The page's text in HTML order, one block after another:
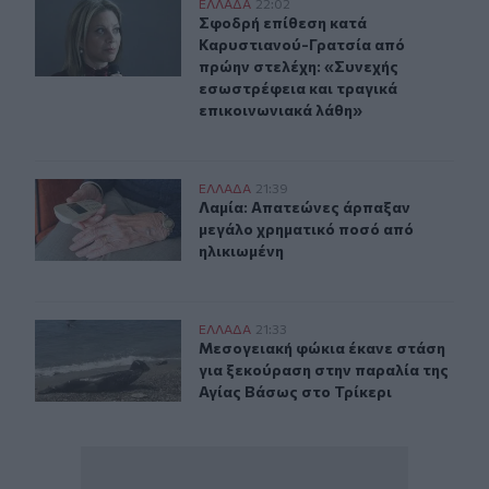
Σφοδρή επίθεση κατά Καρυστιανού-Γρατσία από
ΕΛΛAΔΑ 22:02
Σφοδρή επίθεση κατά
Σφοδρή επίθεση κατά
Καρυστιανού-Γρατσία από
πρώην στελέχη: «Συνεχής
εσωστρέφεια και τραγικά
επικοινωνιακά λάθη»
Λαμία: Απατεώνες άρπαξαν μεγάλο χρηματικό ποσό
ΕΛΛAΔΑ 21:39
Λαμία: Απατεώνες άρπαξαν μεγάλο
Λαμία: Απατεώνες άρπαξαν
μεγάλο χρηματικό ποσό από
ηλικιωμένη
Μεσογειακή φώκια έκανε στάση για ξεκούραση στην
ΕΛΛAΔΑ 21:33
Μεσογειακή φώκια έκανε στάση
Μεσογειακή φώκια έκανε στάση
για ξεκούραση στην παραλία της
Αγίας Βάσως στο Τρίκερι